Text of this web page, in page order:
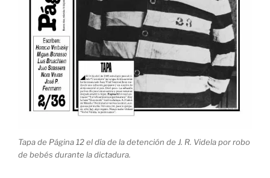
Tapa de Página 12 el día de la detención de J. R. Videla por robo
de bebés durante la dictadura.